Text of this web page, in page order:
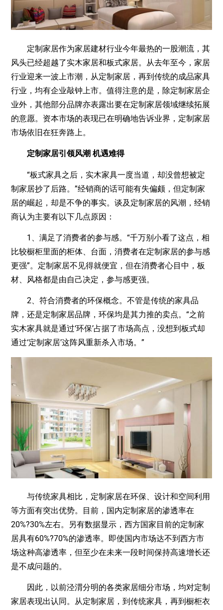
定制家居作为家居建材行业今年最热的一股潮流，其
风头已经超越了实木家居和板式家居。从去年至今，家居
行业迎来一波上市潮，从定制家居，再到传统的成品家具
行业，均有企业敲钟上市。值得注意的是，除定制家居企
业外，其他部分品牌亦表露出要在定制家居领域继续拓展
的意愿。资本市场的表现已在明确地告诉业界，定制家居
市场依旧在狂奔路上。
定制家居引领风潮 机遇难得
“板式家具之后，实木家具一度当道，却没曾想被定
制家居抄了后路。”经销商的话可能有失偏颇，但定制家
居的崛起，却是不争的事实。谈及定制家居的风潮，经销
商认为主要有以下几点原因：
1、满足了消费者的参与感。“千万别小看了这点，相
比较橱柜里面的柜体、台面，消费者在定制家居的参与感
更强”。定制家居不见得就便宜，但在消费者心目中，板
材、风格都是由自己决定，参与感更强。
2、符合消费者的环保概念。不管是传统的家具品
牌，还是定制家居品牌，环保均是其力推的卖点。“之前
实木家具就是通过‘环保’占据了市场高点，没想到板式却
通过‘定制家居’这阵风重新杀入市场。”
与传统家具相比，定制家居在环保、设计和空间利用
等方面有突出优势。目前，国内定制家居的渗透率在
20%?30%左右。另有数据显示，西方国家目前的定制家
居具有60%?70%的渗透率。即使国内市场达不到西方市
场这种高渗透率，但至少在未来一段时间保持高速增长还
是不成问题的。
因此，以前泾渭分明的各类家居细分市场，均对定制
家居表现出认同。从定制家居，到传统家具，再到橱柜衣